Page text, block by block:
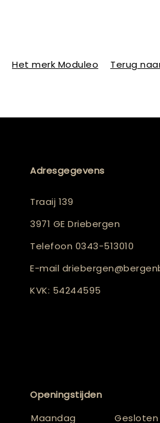
Het merk Moduleo Terug
Adresgegevens
Traaij 139
3971 GE Driebergen
Telefoon 0343-513010
E-mail
KVK: 54244595
Openingstijden
Maandag
Gesloten